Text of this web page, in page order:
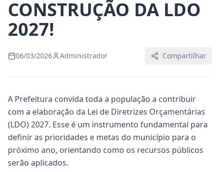
CONSTRUÇÃO DA LDO
2027!
06/03/2026 Administrador Compartilhar
A Prefeitura convida toda a população a contribuir
com a elaboração da Lei de Diretrizes Orçamentárias
(LDO) 2027. Esse é um instrumento fundamental para
definir as prioridades e metas do município para o
próximo ano, orientando como os recursos públicos
serão aplicados.